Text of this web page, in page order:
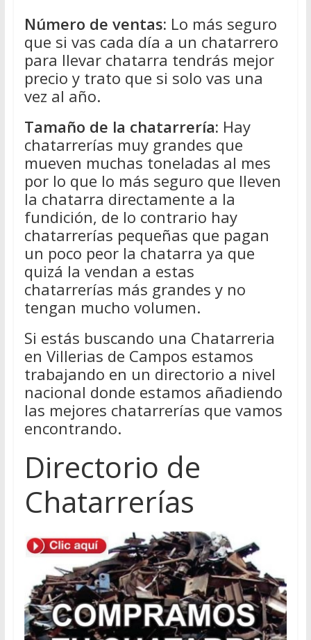
Número de ventas: Lo más seguro
que si vas cada día a un chatarrero
para llevar chatarra tendrás mejor
precio y trato que si solo vas una
vez al año.
Tamaño de la chatarrería: Hay
chatarrerías muy grandes que
mueven muchas toneladas al mes
por lo que lo más seguro que lleven
la chatarra directamente a la
fundición, de lo contrario hay
chatarrerías pequeñas que pagan
un poco peor la chatarra ya que
quizá la vendan a estas
chatarrerías más grandes y no
tengan mucho volumen.
Si estás buscando una Chatarreria
en Villerias de Campos estamos
trabajando en un directorio a nivel
nacional donde estamos añadiendo
las mejores chatarrerías que vamos
encontrando.
Directorio de
Chatarrerías